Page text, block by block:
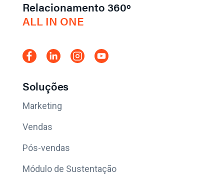
Relacionamento 360º
ALL IN ONE
Soluções
Marketing
Vendas
Pós-vendas
Módulo de Sustentação